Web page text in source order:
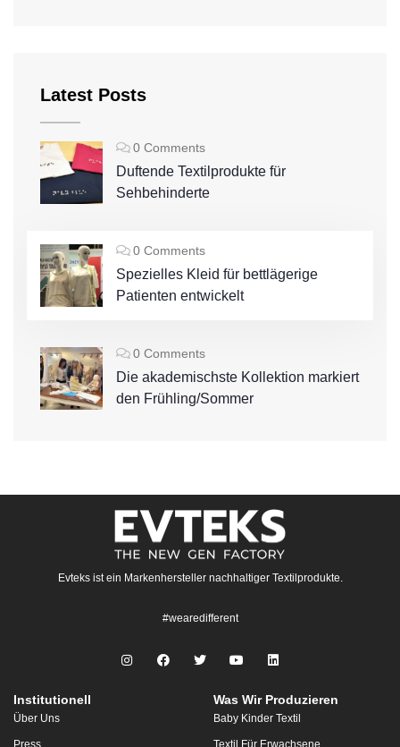
Latest Posts
0 Comments
Duftende Textilprodukte für
Sehbehinderte
0 Comments
Spezielles Kleid für bettlägerige
Patienten entwickelt
0 Comments
Die akademischste Kollektion markiert
den Frühling/Sommer
Evteks ist ein Markenhersteller nachhaltiger Textilprodukte.
#wearedifferent
Institutionell
Über Uns
Press
Was Wir Produzieren
Baby Kinder Textil
Textil Für Erwachsene